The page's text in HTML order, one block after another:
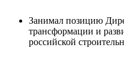
Занимал позицию
трансформации и
российской